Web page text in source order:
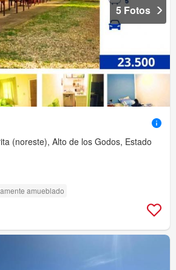
5 Fotos
(noreste), Alto de los Godos, Estado
amueblado